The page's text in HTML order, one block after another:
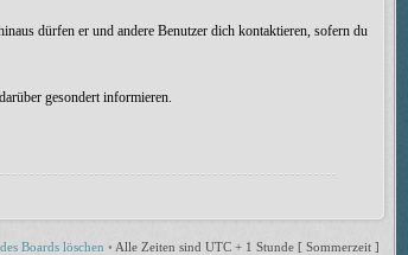
dürfen er und andere Benutzer dich kontaktieren, sofern du
gesondert informieren.
Boards löschen • Alle Zeiten sind UTC + 1 Stunde [ Sommerzeit ]